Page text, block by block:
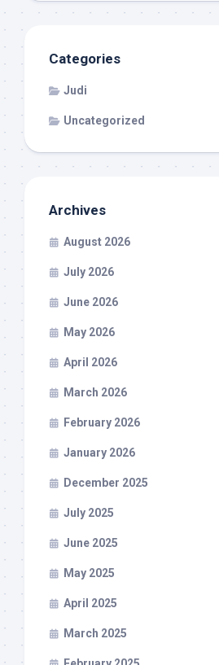
Categories
Judi
Uncategorized
Archives
August 2026
July 2026
June 2026
May 2026
April 2026
March 2026
February 2026
January 2026
December 2025
July 2025
June 2025
May 2025
April 2025
March 2025